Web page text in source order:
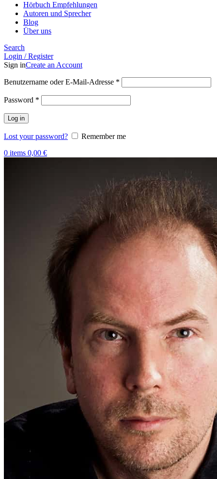
Hörbuch Empfehlungen
Autoren und Sprecher
Blog
Über uns
Search
Login / Register
Sign inCreate an Account
Benutzername oder E-Mail-Adresse *
Password *
Log in
Lost your password?
Remember me
0 items 0,00 €